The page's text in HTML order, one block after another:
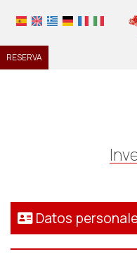
RESERVA
Datos